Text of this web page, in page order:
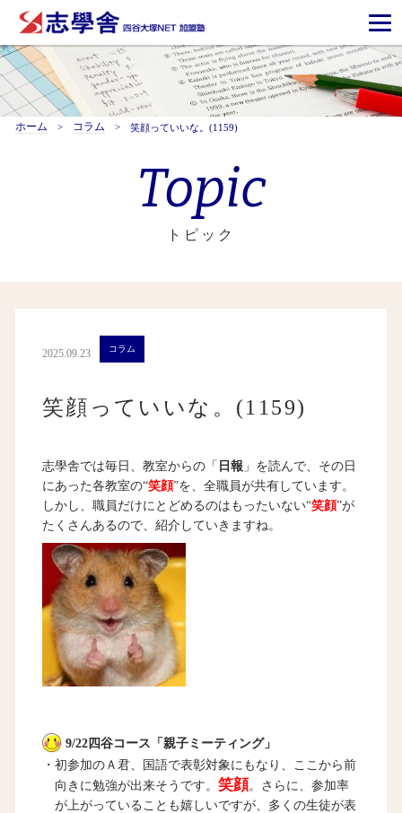
ホーム コラム 笑顔っていいな。(1159)
Topic
トピック
2025.09.23 コラム
笑顔っていいな。(1159)
志學舎では毎日、教室からの「 日報 」を読んで、その日
にあった各教室の“笑顔”を、全職員が共有しています。
しかし、職員だけにとどめるのはもったいない“笑顔”が
たくさんあるので、紹介していきますね。
9/22四谷コース「親子ミーティング」
・初参加のＡ君、国語で表彰対象にもなり、ここから前
向きに勉強が出来そうです。 笑顔。さらに、参加率
が上がっていることも嬉しいですが、多くの生徒が表